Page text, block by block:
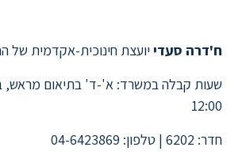
ח'דרה סעדי יועצת חינוכית-אקדמית של
12:00
חדר: 6202 | טלפון: 04-6423869